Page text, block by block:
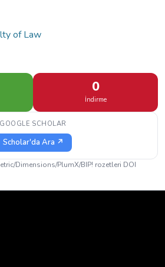
of Law
0
İndirme
GOOGLE SCHOLAR
Scholar'da Ara ↗
Dimensions/PlumX/BIP! rozetleri DOI